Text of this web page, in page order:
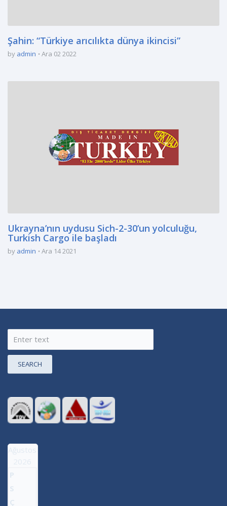
Şahin: “Türkiye arıcılıkta dünya ikincisi”
by admin Ara 02 2022
Ukrayna’nın uydusu Sich-2-30’un yolculuğu,
Turkish Cargo ile başladı
by admin Ara 14 2021
SEARCH
Ağustos
2026
P
S
Ç